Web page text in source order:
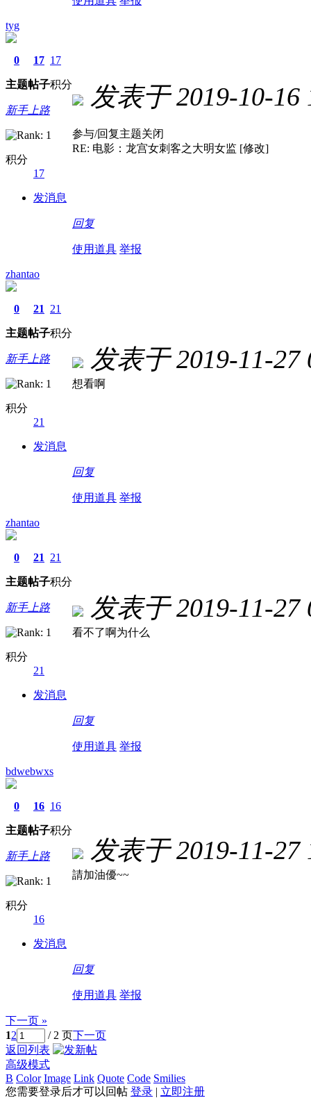
tyg
0
主题
17
帖子
17
积分
新手上路
积分
17
发消息
发表于 2019-10-16
参与/回复主题关闭
RE: 电影：龙宫女刺客之大明女监 [修改]
回复
使用道具 举报
zhantao
0
主题
21
帖子
21
积分
新手上路
积分
21
发消息
发表于 2019-11-27
想看啊
回复
使用道具 举报
zhantao
0
主题
21
帖子
21
积分
新手上路
积分
21
发消息
发表于 2019-11-27
看不了啊为什么
回复
使用道具 举报
bdwebwxs
0
主题
16
帖子
16
积分
新手上路
积分
16
发消息
发表于 2019-11-27
請加油優~~
回复
使用道具 举报
下一页 »
12 / 2 页下一页
返回列表
高级模式
B Color Image Link Quote Code Smilies
您需要登录后才可以回帖 登录 | 立即注册